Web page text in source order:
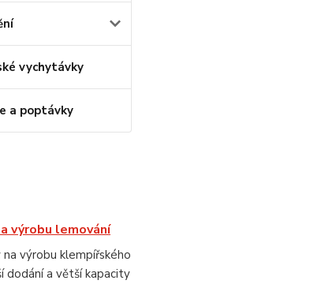
vychytávky
a poptávky
výrobu lemování
na výrobu klempířského
dodání a větší kapacity